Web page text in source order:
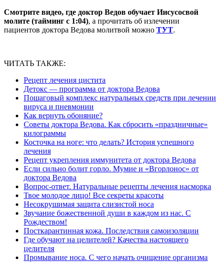
Смотрите видео, где доктор Ведов обучает Иисусосвой
молите (тайминг с 1:04), а прочитать об излечении
пациентов доктора Ведова молитвой можно ТУТ.
ЧИТАТЬ ТАКЖЕ:
Рецепт лечения цистита
Детокс — программа от доктора Ведова
Пошаговый комплекс натуральных средств при лечении
вируса и пневмонии
Как вернуть обоняние?
Советы доктора Ведова. Как сбросить «праздничные»
килограммы
Косточка на ноге: что делать? История успешного
лечения
Рецепт укрепления иммунитета от доктора Ведова
Если сильно болит горло. Мумие и «Вгорлонос» от
доктора Ведова
Вопрос-ответ. Натуральные рецепты лечения насморка
Твое молодое лицо! Все секреты красоты
Несокрушимая защита слизистой носа
Звучание божественной души в каждом из нас. С
Рождеством!
Посткарантинная кожа. Последствия самоизоляции
Где обучают на целителей? Качества настоящего
целителя
Промывание носа. С чего начать очищение организма